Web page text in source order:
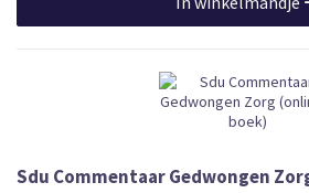
Sdu Commentaar Gedwongen